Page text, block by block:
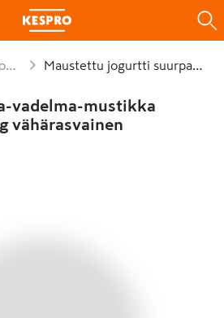
Jogurtit Maustettu jogurtti suurpakkaus
vadelma-mustikka
vähärasvainen